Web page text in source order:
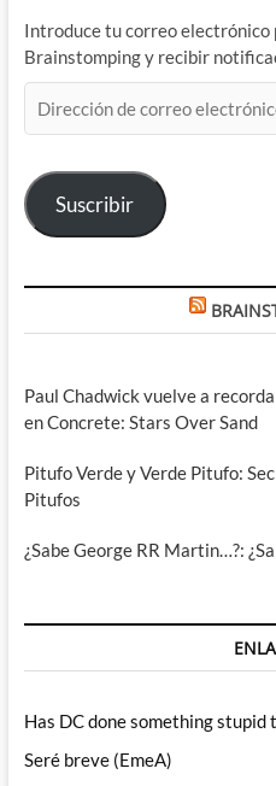
Introduce tu correo
Brainstomping y recibir
de
electrónico
Suscribir
Paul Chadwick vuelve a
en Concrete: Stars Over Sand
Pitufo Verde y Verde Pitufo:
Pitufos
¿Sabe George RR Martin…?:
Has DC done something stupid
Seré breve (EmeA)